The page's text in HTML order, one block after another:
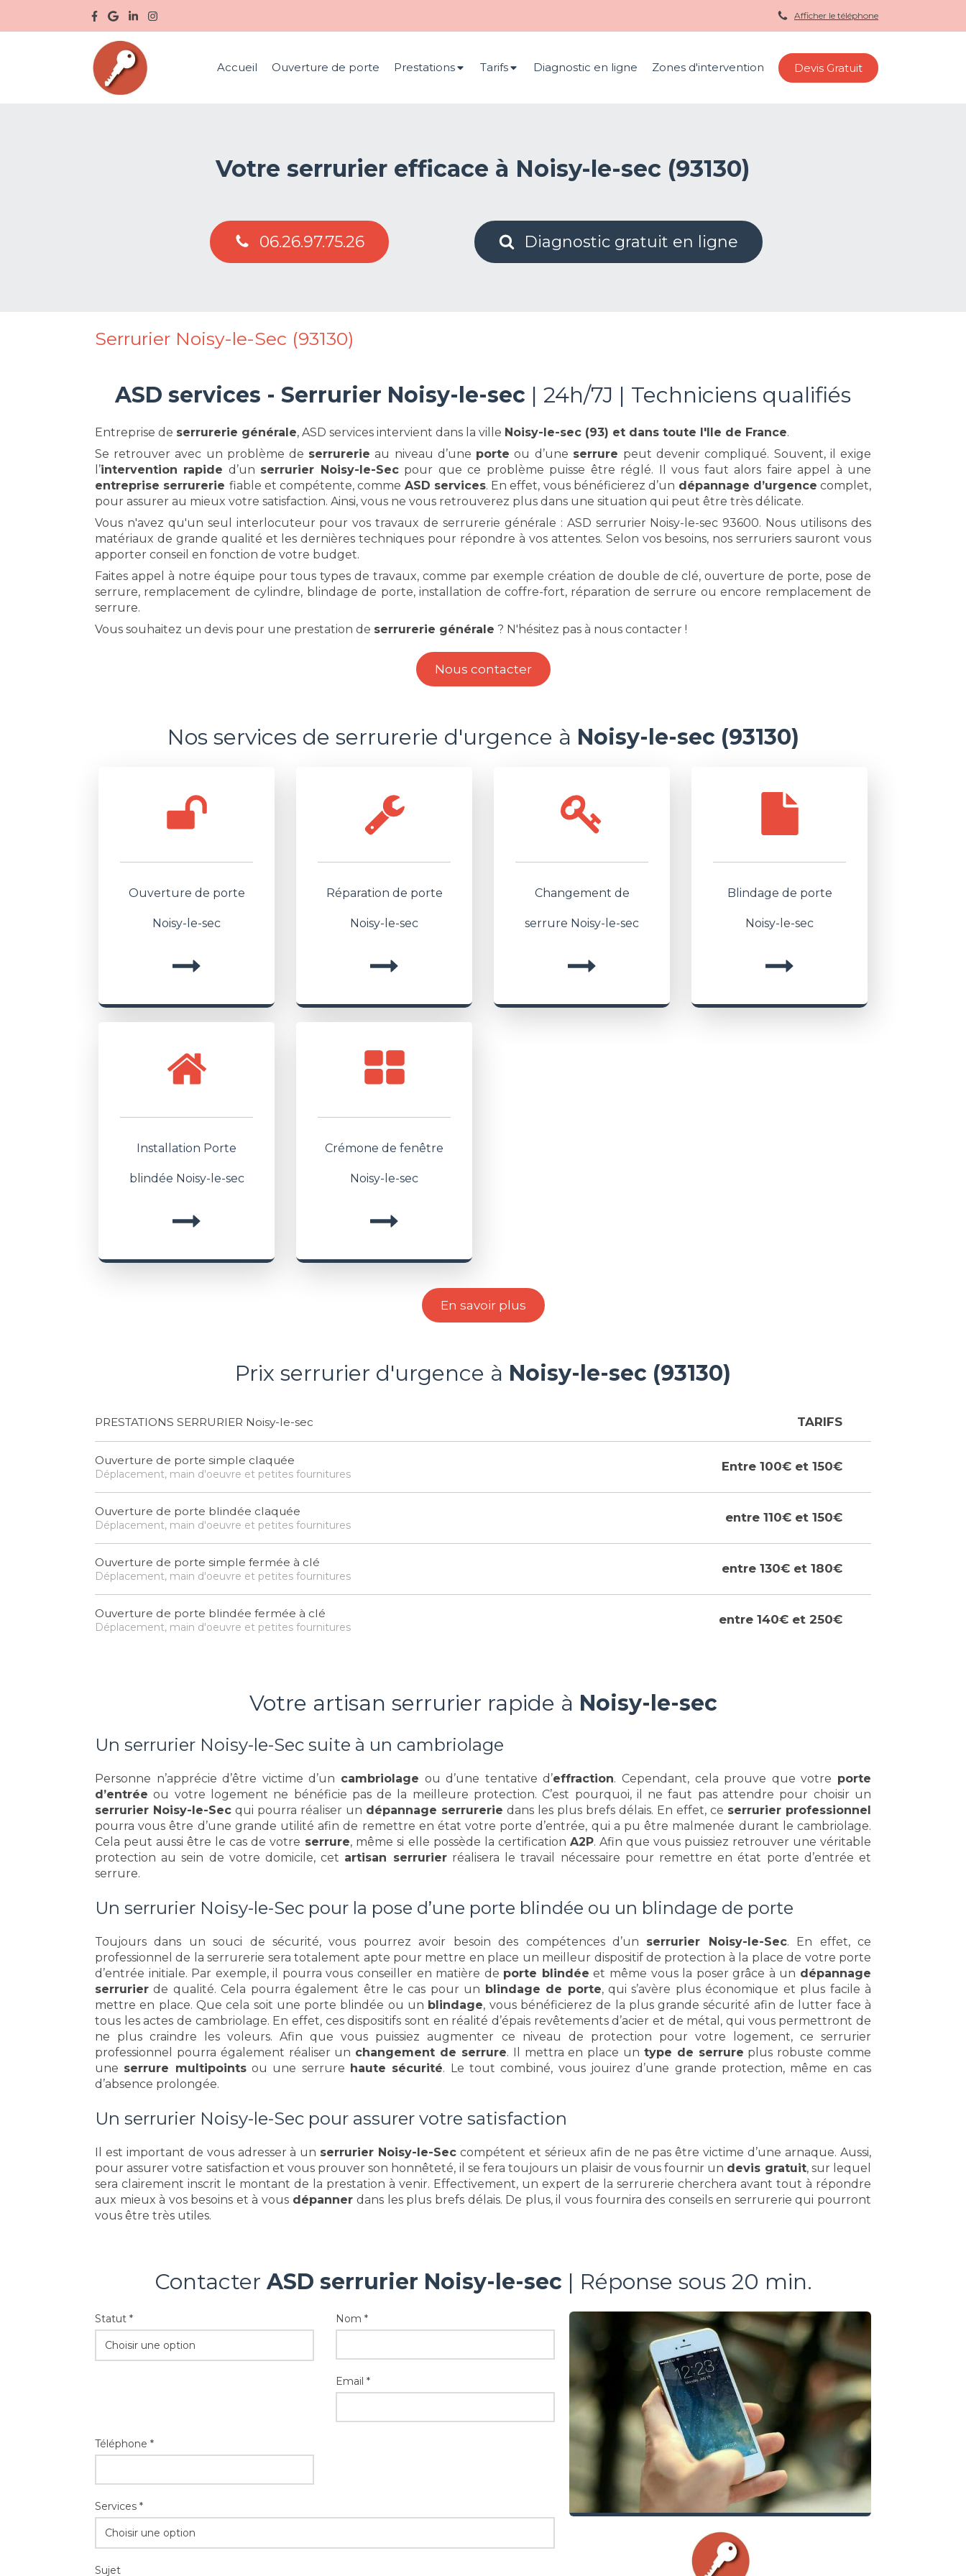
Afficher le téléphone
Accueil Ouverture de porte Prestations Tarifs Diagnostic en ligne Zones d'intervention Devis Gratuit
Votre serrurier efficace à Noisy-le-sec (93130)
06.26.97.75.26 Diagnostic gratuit en ligne
Serrurier Noisy-le-Sec (93130)
ASD services - Serrurier Noisy-le-sec | 24h/7J | Techniciens qualifiés
Entreprise de serrurerie générale, ASD services intervient dans la ville Noisy-le-sec (93) et dans toute l'Ile de France.
Se retrouver avec un problème de serrurerie au niveau d’une porte ou d’une serrure peut devenir compliqué. Souvent, il exige
l’intervention rapide d’un serrurier Noisy-le-Secpour que ce problème puisse être réglé. Il vous faut alors faire appel à une
entreprise serrurerie fiable et compétente, comme ASD services. En effet, vous bénéficierez d’un dépannage d’urgence complet,
pour assurer au mieux votre satisfaction. Ainsi, vous ne vous retrouverez plus dans une situation qui peut être très délicate.
Vous n'avez qu'un seul interlocuteur pour vos travaux de serrurerie générale : ASD serrurier Noisy-le-sec 93600. Nous utilisons des
matériaux de grande qualité et les dernières techniques pour répondre à vos attentes. Selon vos besoins, nos serruriers sauront vous
apporter conseil en fonction de votre budget.
Faites appel à notre équipe pour tous types de travaux, comme par exemple création de double de clé, ouverture de porte, pose de
serrure, remplacement de cylindre, blindage de porte, installation de coffre-fort, réparation de serrure ou encore remplacement de
serrure.
Vous souhaitez un devis pour une prestation de serrurerie générale ? N'hésitez pas à nous contacter !
Nous contacter
Nos services de serrurerie d'urgence à Noisy-le-sec (93130)
Ouverture de porte
Noisy-le-sec
Réparation de porte
Noisy-le-sec
Changement de
serrure Noisy-le-sec
Blindage de porte
Noisy-le-sec
Installation Porte
blindée Noisy-le-sec
Crémone de fenêtre
Noisy-le-sec
En savoir plus
Prix serrurier d'urgence à Noisy-le-sec (93130)
PRESTATIONS SERRURIER Noisy-le-sec TARIFS
Ouverture de porte simple claquée
Déplacement, main d'oeuvre et petites fournitures
Entre 100€ et 150€
Ouverture de porte blindée claquée
Déplacement, main d'oeuvre et petites fournitures
entre 110€ et 150€
Ouverture de porte simple fermée à clé
Déplacement, main d'oeuvre et petites fournitures
entre 130€ et 180€
Ouverture de porte blindée fermée à clé
Déplacement, main d'oeuvre et petites fournitures
entre 140€ et 250€
Votre artisan serrurier rapide à Noisy-le-sec
Un serrurier Noisy-le-Sec suite à un cambriolage
Personne n’apprécie d’être victime d’un cambriolage ou d’une tentative d’effraction. Cependant, cela prouve que votre porte
d’entrée ou votre logement ne bénéficie pas de la meilleure protection. C’est pourquoi, il ne faut pas attendre pour choisir un
serrurier Noisy-le-Sec qui pourra réaliser un dépannage serrurerie dans les plus brefs délais. En effet, ce serrurier professionnel
pourra vous être d’une grande utilité afin de remettre en état votre porte d’entrée, qui a pu être malmenée durant le cambriolage.
Cela peut aussi être le cas de votre serrure, même si elle possède la certification A2P. Afin que vous puissiez retrouver une véritable
protection au sein de votre domicile, cet artisan serrurierréalisera le travail nécessaire pour remettre en état porte d’entrée et
serrure.
Un serrurier Noisy-le-Sec pour la pose d’une porte blindée ou un blindage de porte
Toujours dans un souci de sécurité, vous pourrez avoir besoin des compétences d’un serrurier Noisy-le-Sec. En effet, ce
professionnel de la serrurerie sera totalement apte pour mettre en place un meilleur dispositif de protection à la place de votre porte
d’entrée initiale. Par exemple, il pourra vous conseiller en matière de porte blindée et même vous la poser grâce à un dépannage
serrurier de qualité. Cela pourra également être le cas pour un blindage de porte, qui s’avère plus économique et plus facile à
mettre en place. Que cela soit une porte blindée ou un blindage, vous bénéficierez de la plus grande sécurité afin de lutter face à
tous les actes de cambriolage. En effet, ces dispositifs sont en réalité d’épais revêtements d’acier et de métal, qui vous permettront de
ne plus craindre les voleurs. Afin que vous puissiez augmenter ce niveau de protection pour votre logement, ce serrurier
professionnel pourra également réaliser un changement de serrure. Il mettra en place un type de serrure plus robuste comme
une serrure multipointsou une serrure haute sécurité. Le tout combiné, vous jouirez d’une grande protection, même en cas
d’absence prolongée.
Un serrurier Noisy-le-Sec pour assurer votre satisfaction
Il est important de vous adresser à un serrurier Noisy-le-Sec compétent et sérieux afin de ne pas être victime d’une arnaque. Aussi,
pour assurer votre satisfaction et vous prouver son honnêteté, il se fera toujours un plaisir de vous fournir un devis gratuit, sur lequel
sera clairement inscrit le montant de la prestation à venir. Effectivement, un expert de la serrurerie cherchera avant tout à répondre
aux mieux à vos besoins et à vous dépannerdans les plus brefs délais. De plus, il vous fournira des conseils en serrurerie qui pourront
vous être très utiles.
Contacter ASD serrurier Noisy-le-sec | Réponse sous 20 min.
Statut *
Choisir une option
Nom *
Email *
Téléphone *
Services *
Choisir une option
Sujet